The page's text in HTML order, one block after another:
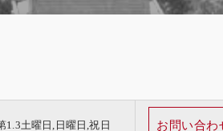
1.3土曜日,日曜日,祝日 お問い合わ